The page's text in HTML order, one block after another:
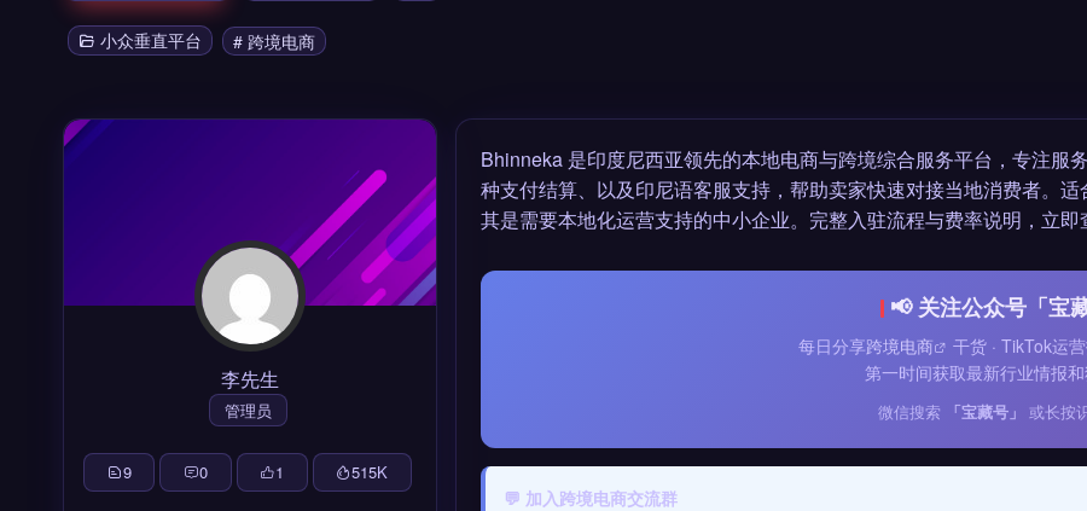
小众垂直平台 # 跨境电商
Bhinneka 是印度尼西亚领先的本地电商与跨境综合服务平台，专注服
种支付结算、以及印尼语客服支持，帮助卖家快速对接当地消费者。
其是需要本地化运营支持的中小企业。完整入驻流程与费率说明，立
📢 关注公众号「宝
每日分享跨境电商
干货 · TikTok运
第一时间获取最新行业情报
微信搜索 「宝藏号」 或长按
💬 加入跨境电商交流群
李先生
管理员
9 0 1 515K